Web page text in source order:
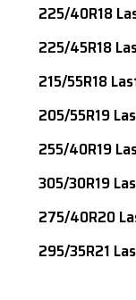
225/40R18
225/45R18
215/55R18
205/55R19
255/40R19
305/30R19
275/40R20
295/35R21